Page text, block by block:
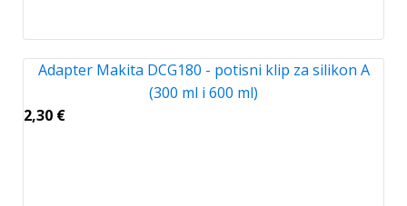
Adapter Makita DCG180 - potisni klip za silikon A
(300 ml i 600 ml)
2,30 €